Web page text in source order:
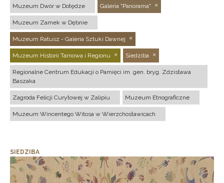
Muzeum Dwór w Dołędze Galeria "Panorama"
Muzeum Zamek w Dębnie
Muzeum Ratusz - Galeria Sztuki Dawnej
Muzeum Historii Tarnowa i Regionu Siedziba
Regionalne Centrum Edukacji o Pamięci im. gen. bryg. Zdzisława
Baszaka
Zagroda Felicji Curyłowej w Zalipiu Muzeum Etnograficzne
Muzeum Wincentego Witosa w Wierzchosławicach
SIEDZIBA